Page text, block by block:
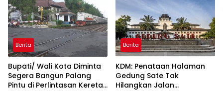
Berita
Bupati/ Wali Kota Diminta
Segera Bangun Palang
Pintu di Perlintasan Kereta
Berita
KDM: Penataan Halaman
Gedung Sate Tak
Hilangkan Jalan